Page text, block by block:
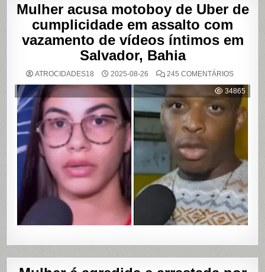
Mulher acusa motoboy de Uber de
cumplicidade em assalto com
vazamento de vídeos íntimos em
Salvador, Bahia
ATROCIDADES18 2025-08-26 245 COMENTÁRIOSEM
ACUSA
DE
UBER
DE
EM
DE
VÍDEOS
ÍNTIMOS
EM
BAHIA
34865